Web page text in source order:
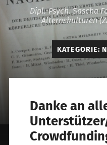
Dipl.-Psych. Sascha
Alternskulturen
KATEGORIE:
Danke an